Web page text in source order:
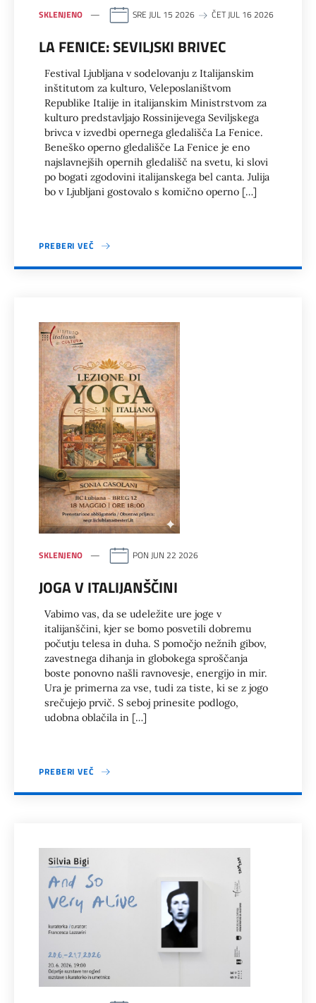
SKLENJENO SRE JUL 15 2026 ČET JUL 16 2026
LA FENICE: SEVILJSKI BRIVEC
Festival Ljubljana v sodelovanju z Italijanskim
inštitutom za kulturo, Veleposlaništvom
Republike Italije in italijanskim Ministrstvom za
kulturo predstavljajo Rossinijevega Seviljskega
brivca v izvedbi opernega gledališča La Fenice.
Beneško operno gledališče La Fenice je eno
najslavnejših opernih gledališč na svetu, ki slovi
po bogati zgodovini italijanskega bel canta. Julija
bo v Ljubljani gostovalo s komično operno […]
PREBERI VEČ
SKLENJENO PON JUN 22 2026
JOGA V ITALIJANŠČINI
Vabimo vas, da se udeležite ure joge v
italijanščini, kjer se bomo posvetili dobremu
počutju telesa in duha. S pomočjo nežnih gibov,
zavestnega dihanja in globokega sproščanja
boste ponovno našli ravnovesje, energijo in mir.
Ura je primerna za vse, tudi za tiste, ki se z jogo
srečujejo prvič. S seboj prinesite podlogo,
udobna oblačila in […]
PREBERI VEČ